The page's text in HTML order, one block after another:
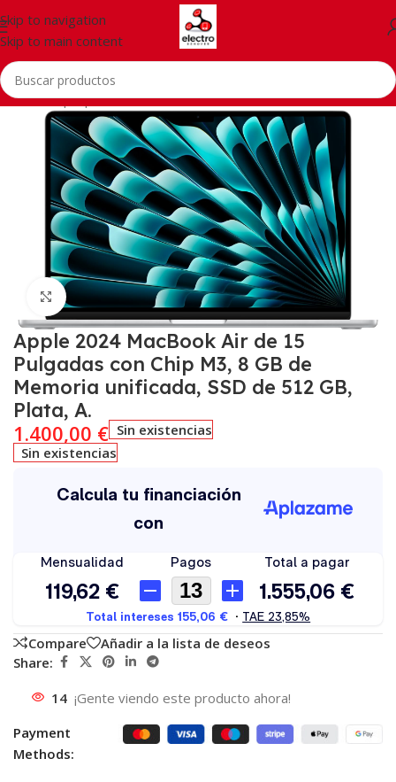
Skip to navigation
Skip to main content
Inicio/Laptops, Tablets & PCs
Click to enlarge
Apple 2024 MacBook Air de 15
Pulgadas con Chip M3, 8 GB de
Memoria unificada, SSD de 512 GB,
Plata, A.
1.400,00 € Sin existencias
Sin existencias
Compare
Añadir a la lista de deseos
Share:
14 ¡Gente viendo este producto ahora!
Payment
Methods: